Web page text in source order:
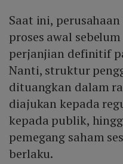
Saat ini,
proses awal
perjanjian definitif
Nanti, struktur
dituangkan dalam
diajukan kepada
kepada publik,
pemegang saham
berlaku.